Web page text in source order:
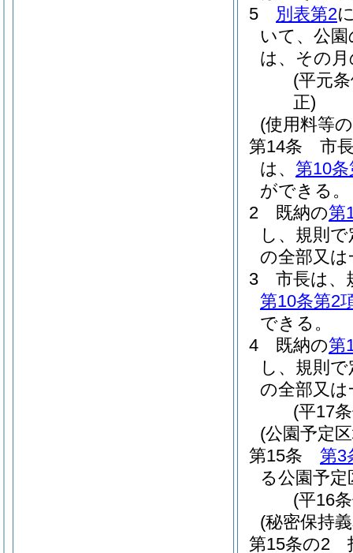
5
別表第2
いて、公
は、その
(平元
正)
(使用料等
第14条
市
は、 第10
ができる。
2
既納の第
し、規則
の全部又
3
市長は、
第10条第2
できる。
4
既納の第
し、規則
の全部又
(平17
(公園予定
第15条
第3
る公園予
(平16
(秘密保持
第15条の2